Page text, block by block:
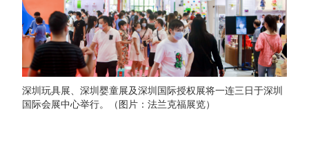
深圳玩具展、深圳婴童展及深圳国际授权展将一连三日于深圳
国际会展中心举行。（图片：法兰克福展览）